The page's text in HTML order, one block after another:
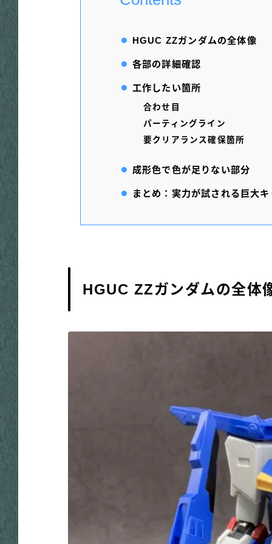
HGUC ZZガンダムの全体像
各部の詳細確認
工作したい箇所
合わせ目
パーティングライン
要クリアランス確保箇所
成形色で色が足りない部分
まとめ：実力が試される巨大
HGUC ZZガンダムの全体